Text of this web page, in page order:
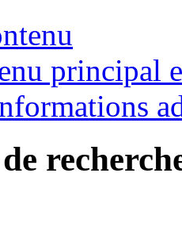
principal